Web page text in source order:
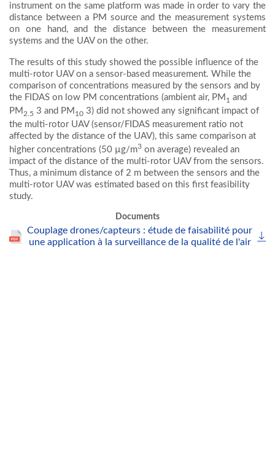
instrument on the same platform was made in order to vary the
distance between a PM source and the measurement systems
on one hand, and the distance between the measurement
systems and the UAV on the other.
The results of this study showed the possible influence of the
multi-rotor UAV on a sensor-based measurement. While the
comparison of concentrations measured by the sensors and by
the FIDAS on low PM concentrations (ambient air, PM 1 and
PM 2.5 3 and PM 10 3) did not showed any significant impact of
the multi-rotor UAV (sensor/FIDAS measurement ratio not
affected by the distance of the UAV), this same comparison at
higher concentrations (50 µg/m3 on average) revealed an
impact of the distance of the multi-rotor UAV from the sensors.
Thus, a minimum distance of 2 m between the sensors and the
multi-rotor UAV was estimated based on this first feasibility
study.
Documents
Couplage drones/capteurs : étude de faisabilité pour
une application à la surveillance de la qualité de l'air